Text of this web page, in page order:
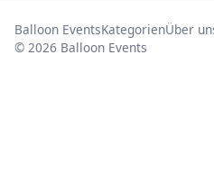
Balloon EventsKategorienÜber
© 2026 Balloon Events